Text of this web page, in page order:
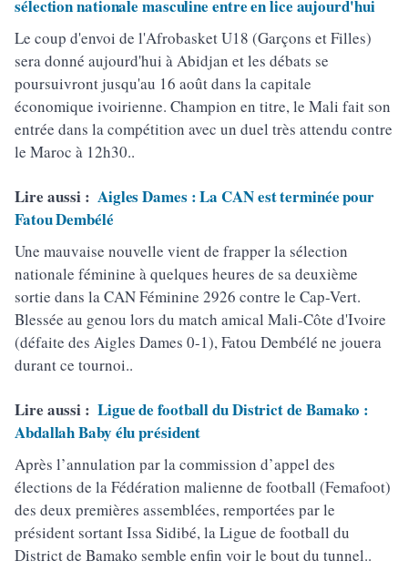
sélection nationale masculine entre en lice aujourd'hui
Le coup d'envoi de l'Afrobasket U18 (Garçons et Filles)
sera donné aujourd'hui à Abidjan et les débats se
poursuivront jusqu'au 16 août dans la capitale
économique ivoirienne. Champion en titre, le Mali fait son
entrée dans la compétition avec un duel très attendu contre
le Maroc à 12h30..
Lire aussi : Aigles Dames : La CAN est terminée pour
Fatou Dembélé
Une mauvaise nouvelle vient de frapper la sélection
nationale féminine à quelques heures de sa deuxième
sortie dans la CAN Féminine 2926 contre le Cap-Vert.
Blessée au genou lors du match amical Mali-Côte d'Ivoire
(défaite des Aigles Dames 0-1), Fatou Dembélé ne jouera
durant ce tournoi..
Lire aussi : Ligue de football du District de Bamako :
Abdallah Baby élu président
Après l’annulation par la commission d’appel des
élections de la Fédération malienne de football (Femafoot)
des deux premières assemblées, remportées par le
président sortant Issa Sidibé, la Ligue de football du
District de Bamako semble enfin voir le bout du tunnel..